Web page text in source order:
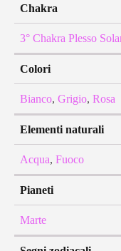
Chakra
3° Chakra Plesso
Colori
Bianco, Grigio, Rosa
Elementi naturali
Acqua, Fuoco
Pianeti
Marte